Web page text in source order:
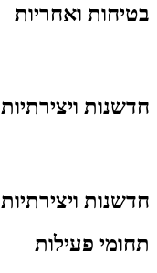
בטיחות ואחריות
חדשנות ויצירתיות
חדשנות ויצירתיות
תחומי פעילות